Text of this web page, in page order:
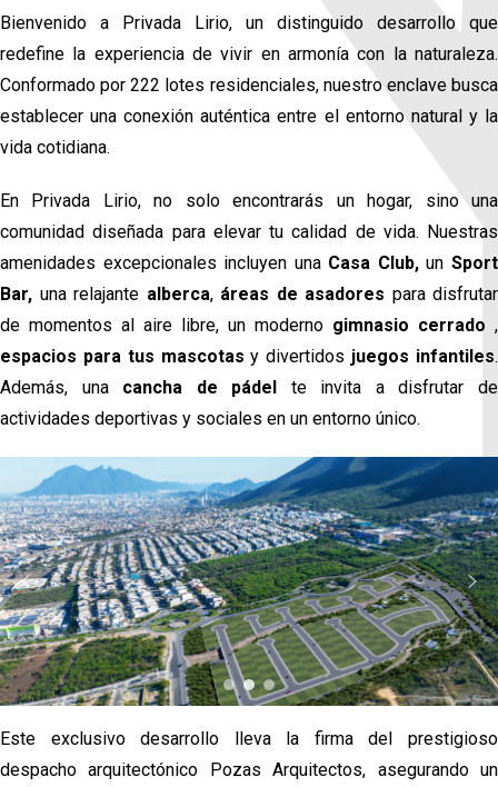
Bienvenido a Privada Lirio, un distinguido desarrollo que
redefine la experiencia de vivir en armonía con la naturaleza.
Conformado por 222 lotes residenciales, nuestro enclave busca
establecer una conexión auténtica entre el entorno natural y la
vida cotidiana.
En Privada Lirio, no solo encontrarás un hogar, sino una
comunidad diseñada para elevar tu calidad de vida. Nuestras
amenidades excepcionales incluyen una Casa Club,unSport
Bar, una relajante alberca, áreas de asadores para disfrutar
de momentos al aire libre, un moderno gimnasio cerrado ,
espacios para tus mascotas y divertidos juegos infantiles.
Además, una cancha de pádel te invita a disfrutar de
actividades deportivas y sociales en un entorno único.
Este exclusivo desarrollo lleva la firma del prestigioso
despacho arquitectónico Pozas Arquitectos, asegurando un